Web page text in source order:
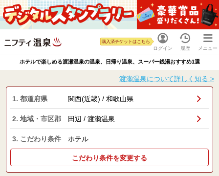
ログイン
購入済チケットはこちら
履歴 メニュー
ホテルで楽しめる渡瀬温泉の温泉、日帰り温泉、スーパー銭湯おすすめ1選
渡瀬温泉について詳しく知る >
1. 都道府県 関西(近畿) / 和歌山県
2. 地域・市区郡 田辺 / 渡瀬温泉
3. こだわり条件 ホテル
こだわり条件を変更する